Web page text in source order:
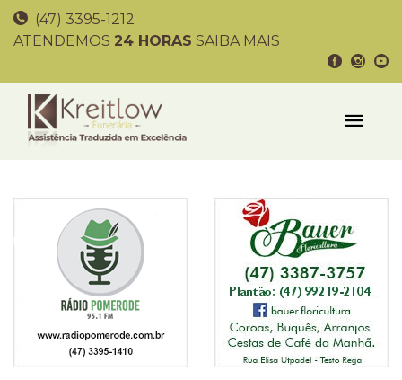
(47) 3395-1212
ATENDEMOS 24 HORAS SAIBA MAIS